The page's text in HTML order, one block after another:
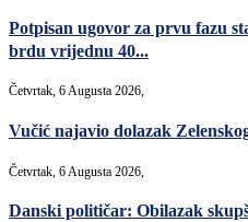
Potpisan ugovor za prvu fazu
brdu vrijednu 40...
Četvrtak, 6 Augusta 2026,
Vučić najavio dolazak
Četvrtak, 6 Augusta 2026,
Danski političar: Obilazak